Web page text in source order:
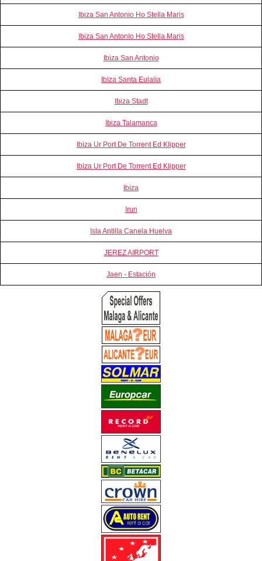
Ibiza San Antonio Ho Stella Maris
Ibiza San Antonio Ho Stella Maris
Ibiza San Antonio
Ibiza Santa Eulalia
Ibiza Stadt
Ibiza Talamanca
Ibiza Ur Port De Torrent Ed Klipper
Ibiza Ur Port De Torrent Ed Klipper
Ibiza
Irun
Isla Antilla Canela Huelva
JEREZ AIRPORT
Jaen - Estación